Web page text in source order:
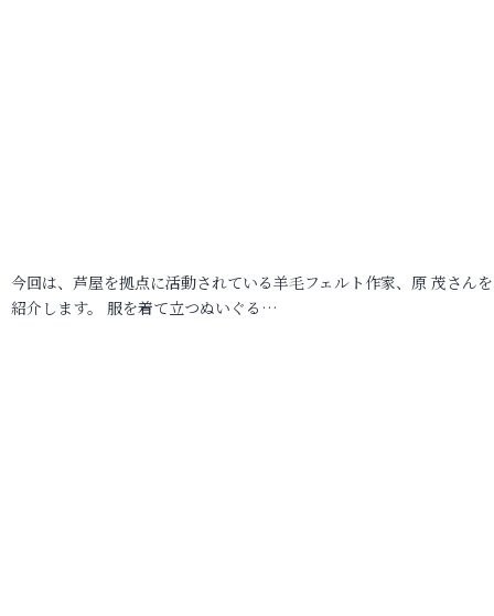
今回は、芦屋を拠点に活動されている羊毛フェルト作家、原 茂さん
紹介します。 服を着て立つぬいぐる…